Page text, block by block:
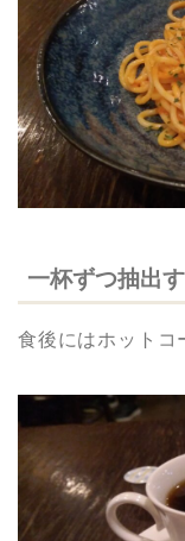
一杯ずつ抽出
食後にはホットコ